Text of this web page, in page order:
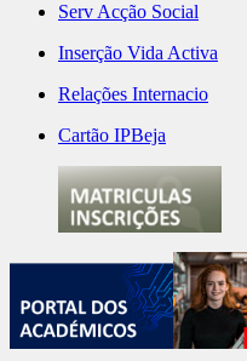
Serv Acção Social
Inserção Vida Activa
Relações Internacio
Cartão IPBeja